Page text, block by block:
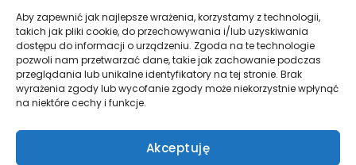
Aby zapewnić jak najlepsze wrażenia, korzystamy z technologii,
takich jak pliki cookie, do przechowywania i/lub uzyskiwania
dostępu do informacji o urządzeniu. Zgoda na te technologie
pozwoli nam przetwarzać dane, takie jak zachowanie podczas
przeglądania lub unikalne identyfikatory na tej stronie. Brak
wyrażenia zgody lub wycofanie zgody może niekorzystnie wpłynąć
na niektóre cechy i funkcje.
Akceptuję
KAŻDY DŁUG MA SWÓJ KONIEC
NIE CZEKAJ, AŻ ZROBI SIĘ ŁATWO. ZRÓB TO, NAWET JEŚLI
JEST CHOLERNIE TRUDNO.
Copyright © 2026 Wyjscie z Dlugów